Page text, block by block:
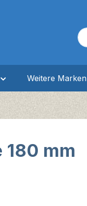
Weitere Marken
180 mm